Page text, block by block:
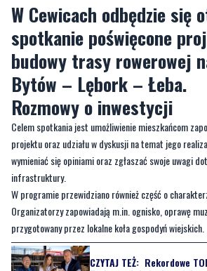
W Cewicach odbędzie się
spotkanie poświęcone
budowy trasy rowerowej
Bytów – Lębork – Łeba.
Rozmowy o inwestycji
Celem spotkania jest umożliwienie mieszkańcom
projektu oraz udziału w dyskusji na temat jego
wymieniać się opiniami oraz zgłaszać swoje uwagi
infrastruktury.
W programie przewidziano również część o
Organizatorzy zapowiadają m.in. ognisko, oprawę
przygotowany przez lokalne koła gospodyń wiejskich.
CZYTAJ TEŻ: Rekordowe